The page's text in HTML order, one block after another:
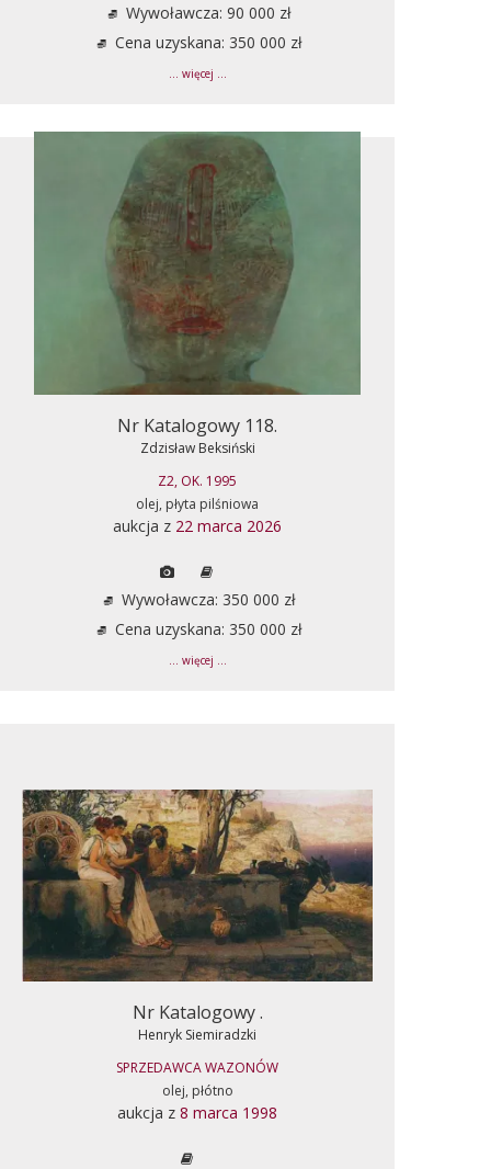
Wywoławcza: 90 000 zł
Cena uzyskana: 350 000 zł
... więcej ...
Nr Katalogowy 118.
Zdzisław Beksiński
Z2, OK. 1995
olej, płyta pilśniowa
aukcja z 22 marca 2026
Wywoławcza: 350 000 zł
Cena uzyskana: 350 000 zł
... więcej ...
Nr Katalogowy .
Henryk Siemiradzki
SPRZEDAWCA WAZONÓW
olej, płótno
aukcja z 8 marca 1998